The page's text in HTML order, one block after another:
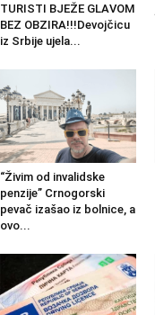
TURISTI BJEŽE GLAVOM
BEZ OBZIRA!!!Devojčicu
iz Srbije ujela...
“Živim od invalidske
penzije” Crnogorski
pevač izašao iz bolnice, a
ovo...